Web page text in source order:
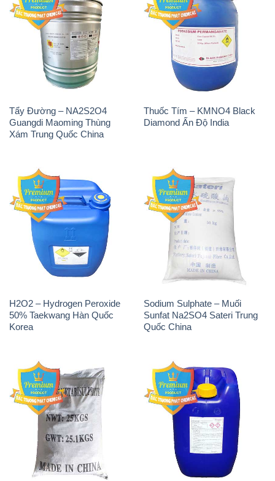
Tẩy Đường – NA2S2O4
Guangdi Maoming Thùng
Xám Trung Quốc China
Thuốc Tím – KMNO4 Black
Diamond Ấn Độ India
H2O2 – Hydrogen Peroxide
50% Taekwang Hàn Quốc
Sodium Sulphate – Muối
Sunfat Na2SO4 Sateri Trung
Quốc China
Sodium Metabisulfite –
NA2S2O5 Trung Quốc China
H2O2 – Hydrogen Peroxide
50% Evonik Indonesia